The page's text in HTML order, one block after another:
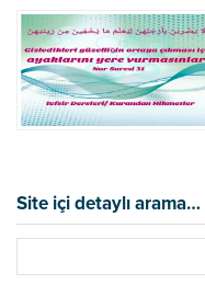
Site içi detaylı arama…